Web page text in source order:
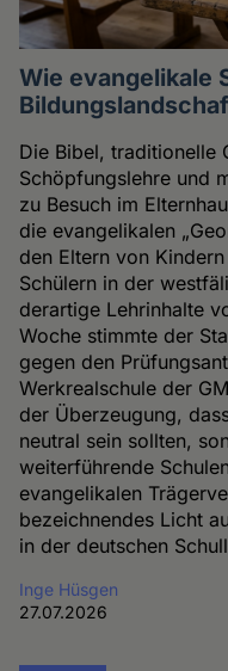
Wie evangelikale
Die Bibel, traditionelle
Schöpfungslehre und
zu Besuch im
die evangelikalen
den Eltern von
Schülern in der
derartige Lehrinhalte
Woche stimmte der
gegen den
Werkrealschule der
der Überzeugung,
neutral sein sollten,
weiterführende
evangelikalen
bezeichnendes Licht
in der deutschen
Inge Hüsgen
27.07.2026